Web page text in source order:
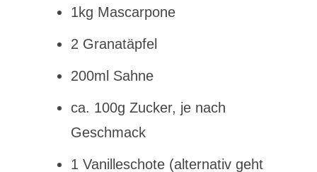
1kg Mascarpone
2 Granatäpfel
200ml Sahne
ca. 100g Zucker, je nach
Geschmack
1 Vanilleschote (alternativ geht